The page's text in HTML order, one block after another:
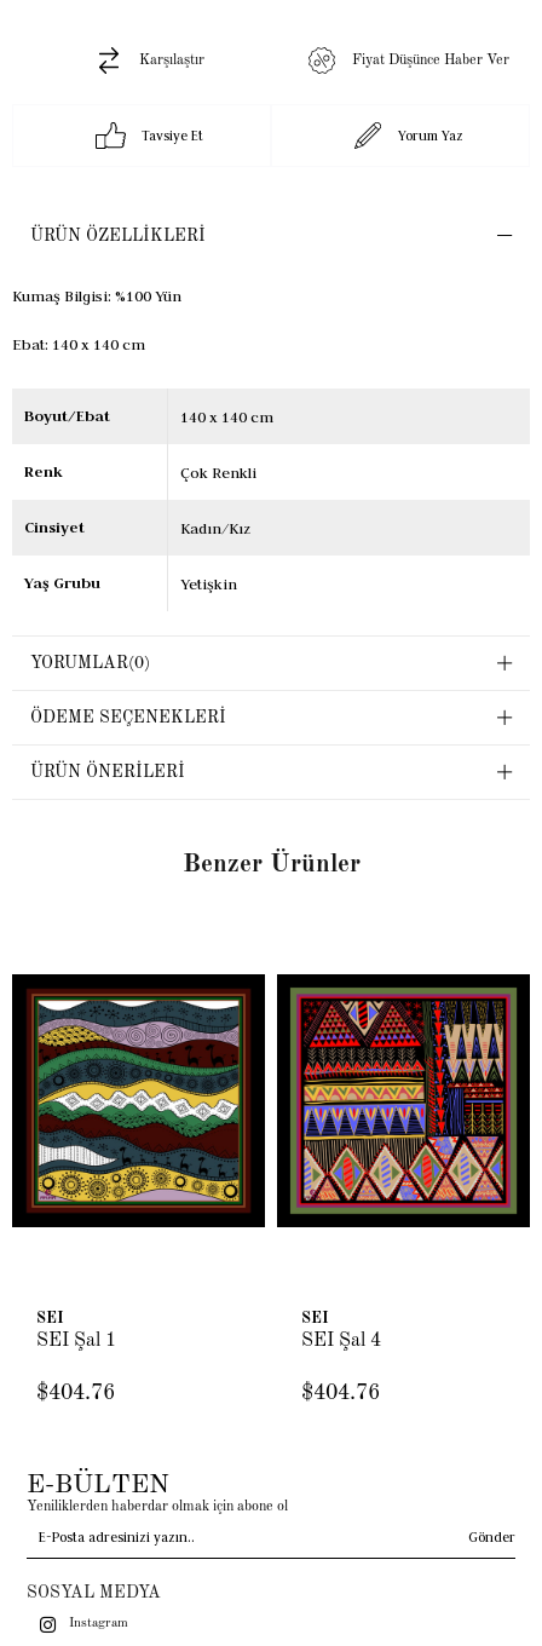
Karşılaştır Fiyat Düşünce Haber Ver
Tavsiye Et Yorum Yaz
ÜRÜN ÖZELLIKLERI
Kumaş Bilgisi: %100 Yün
Ebat: 140 x 140 cm
Boyut/Ebat 140 x 140 cm
Renk Çok Renkli
Cinsiyet Kadın/Kız
Yaş Grubu Yetişkin
YORUMLAR(0)
ÖDEME SEÇENEKLERI
ÜRÜN ÖNERILERI
Benzer Ürünler
SEI
SEI Şal 1
$404.76
SEI
SEI Şal 4
$404.76
E-BÜLTEN
Yeniliklerden haberdar olmak için abone ol
Gönder
SOSYAL MEDYA
Instagram